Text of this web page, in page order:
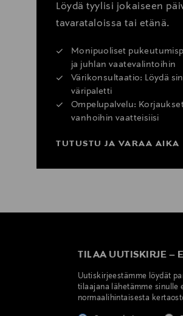
Löydä tyylisi jokaiseen
tavarataloissa tai etänä.
Monipuoliset
ja juhlan vaatevalintoihin
Värikonsultaatio: Löydä
väripaletti
Ompelupalvelu:
vanhoihin vaatteisiisi
TUTUSTU JA VARAA AIKA
TILAA UUTISKIRJE –
Uutiskirjeestämme löydät
tilaajana lähetämme sinulle
normaalihintaisesta